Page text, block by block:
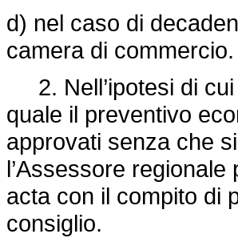
d) nel caso di
camera di commercio.
2. Nell’ipotesi di cui
quale il preventivo
approvati senza che
l’Assessore
acta con il compito di
consiglio.